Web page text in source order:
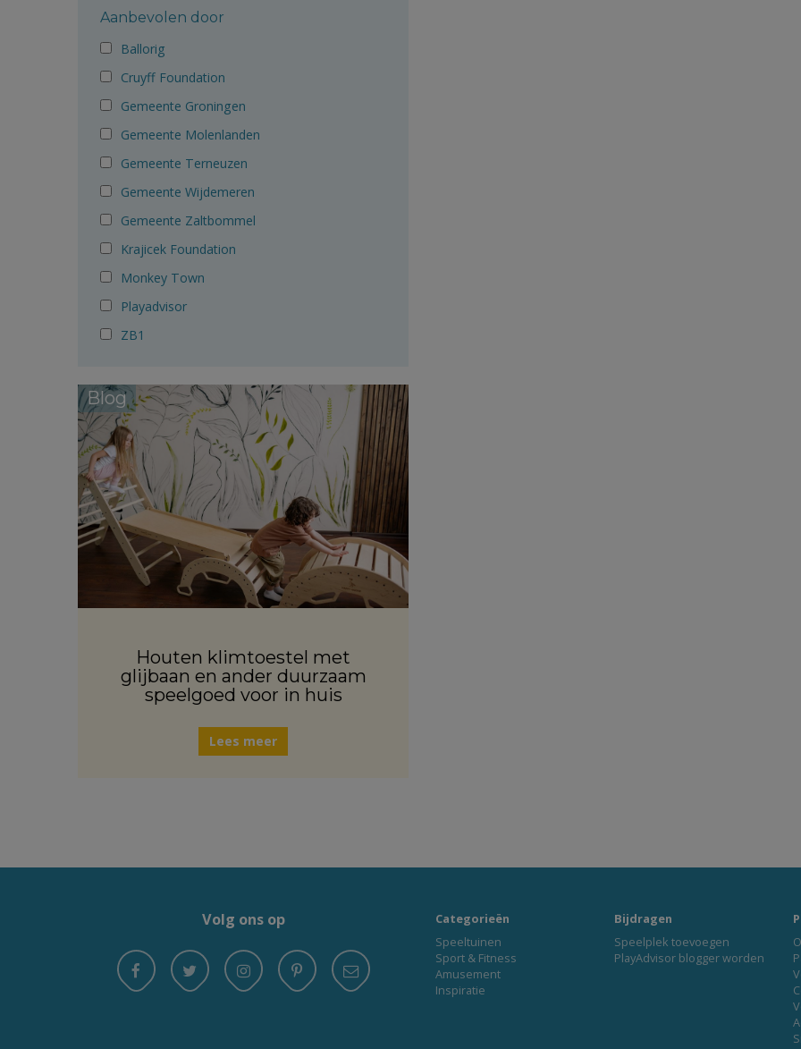
Aanbevolen door
Ballorig
Cruyff Foundation
Gemeente Groningen
Gemeente Molenlanden
Gemeente Terneuzen
Gemeente Wijdemeren
Gemeente Zaltbommel
Krajicek Foundation
Monkey Town
Playadvisor
ZB1
Blog
Houten klimtoestel met
glijbaan en ander duurzaam
speelgoed voor in huis
Lees meer
Volg ons op
Categorieën
Speeltuinen
Sport & Fitness
Amusement
Inspiratie
Bijdragen
Speelplek toevoegen
PlayAdvisor blogger worden